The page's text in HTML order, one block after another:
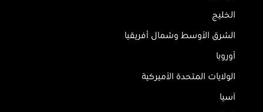
الخليج
الشرق الأوسط وشمال أفريقيا
أوروبا
الولايات المتحدة الأميركية
آسيا